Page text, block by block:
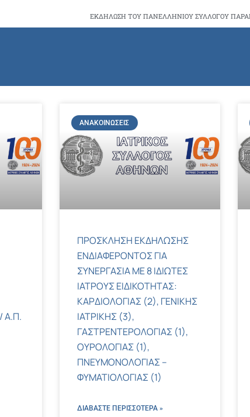
Α.Π.
ΑΝΑΚΟΙΝΏΣΕΙΣ
ΠΡΟΣΚΛΗΣΗ ΕΚΔΗΛΩΣΗΣ
ΕΝΔΙΑΦΕΡΟΝΤΟΣ ΓΙΑ
ΣΥΝΕΡΓΑΣΙΑ ΜΕ 8 ΙΔΙΩΤΕΣ
ΙΑΤΡΟΥΣ ΕΙΔΙΚΟΤΗΤΑΣ:
ΚΑΡΔΙΟΛΟΓΙΑΣ (2), ΓΕΝΙΚΗΣ
ΙΑΤΡΙΚΗΣ (3),
ΓΑΣΤΡΕΝΤΕΡΟΛΟΓΙΑΣ (1),
ΟΥΡΟΛΟΓΙΑΣ (1),
ΠΝΕΥΜΟΝΟΛΟΓΙΑΣ –
ΦΥΜΑΤΙΟΛΟΓΙΑΣ (1)
ΔΙΑΒΑΣΤΕ ΠΕΡΙΣΣΌΤΕΡΑ »